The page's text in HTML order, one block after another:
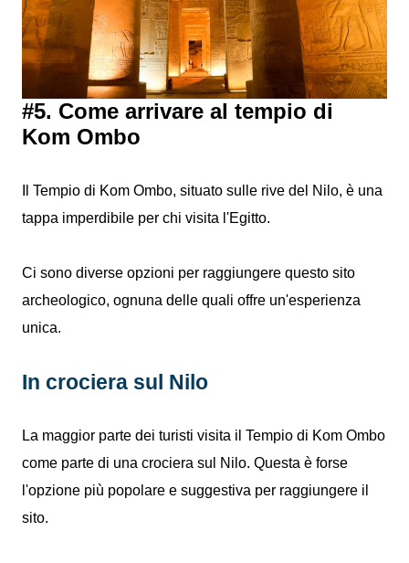
#5. Come arrivare al tempio di
Kom Ombo
Il Tempio di Kom Ombo, situato sulle rive del Nilo, è una
tappa imperdibile per chi visita l'Egitto.
Ci sono diverse opzioni per raggiungere questo sito
archeologico, ognuna delle quali offre un'esperienza
unica.
In crociera sul Nilo
La maggior parte dei turisti visita il Tempio di Kom Ombo
come parte di una crociera sul Nilo. Questa è forse
l'opzione più popolare e suggestiva per raggiungere il
sito.